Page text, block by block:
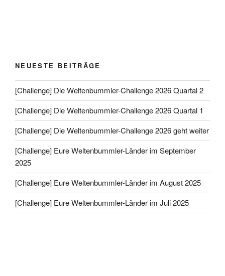
NEUESTE BEITRÄGE
[Challenge] Die Weltenbummler-Challenge 2026 Quartal 2
[Challenge] Die Weltenbummler-Challenge 2026 Quartal 1
[Challenge] Die Weltenbummler-Challenge 2026 geht weiter
[Challenge] Eure Weltenbummler-Länder im September
2025
[Challenge] Eure Weltenbummler-Länder im August 2025
[Challenge] Eure Weltenbummler-Länder im Juli 2025